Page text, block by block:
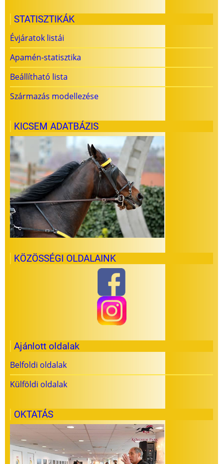
STATISZTIKÁK
Évjáratok listái
Apamén-statisztika
Beállítható lista
Származás modellezése
KICSEM ADATBÁZIS
KÖZÖSSÉGI OLDALAINK
Ajánlott oldalak
Belfoldi oldalak
Külföldi oldalak
OKTATÁS